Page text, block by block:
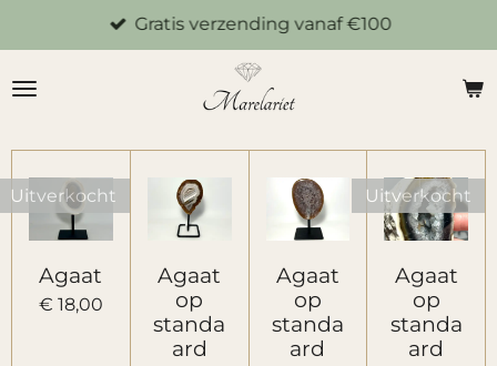
direct
naar
hoofdinhoud
Gratis verzending vanaf €100
Uitverkocht
Agaat
€ 18,00
Agaat
op
standa
ard
Agaat
op
standa
ard
Uitverkocht
Agaat
op
standa
ard